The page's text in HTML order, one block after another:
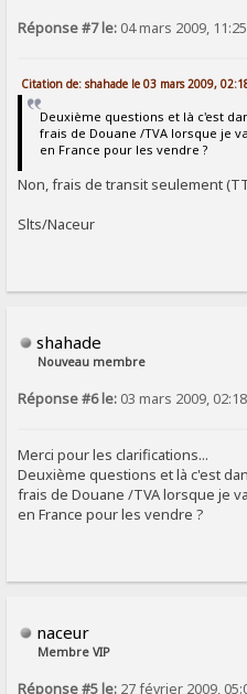
Réponse #7 le: 04 mars 2009,
Citation de: shahade le 03 mars 2009,
Deuxième questions et là c'est
frais de Douane /TVA lorsque je
en France pour les vendre ?
Non, frais de transit seulement
Slts/Naceur
shahade
Nouveau membre
Réponse #6 le: 03 mars 2009,
Merci pour les clarifications...
Deuxième questions et là c'est
frais de Douane /TVA lorsque je
en France pour les vendre ?
naceur
Membre VIP
Réponse #5 le: 27 février 2009,